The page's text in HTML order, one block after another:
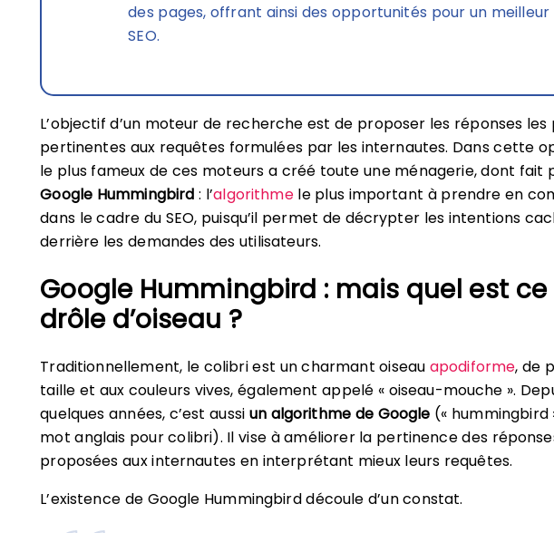
des pages, offrant ainsi des opportunités pour un meilleur
SEO.
L’objectif d’un moteur de recherche est de proposer les réponses les
pertinentes aux requêtes formulées par les internautes. Dans cette
le plus fameux de ces moteurs a créé toute une ménagerie, dont fait
Google Hummingbird : l’algorithmele plus important à prendre en
dans le cadre du SEO, puisqu’il permet de décrypter les intentions
derrière les demandes des utilisateurs.
Google Hummingbird : mais quel est ce
drôle d’oiseau ?
Traditionnellement, le colibri est un charmant oiseau apodiforme, de
taille et aux couleurs vives, également appelé « oiseau-mouche ».
quelques années, c’est aussi un algorithme de Google (« hummingbird
mot anglais pour colibri). Il vise à améliorer la pertinence des
proposées aux internautes en interprétant mieux leurs requêtes.
L’existence de Google Hummingbird découle d’un constat.